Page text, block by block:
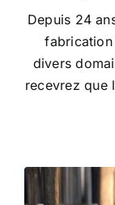
Depuis 24
fabrication
divers
recevrez que